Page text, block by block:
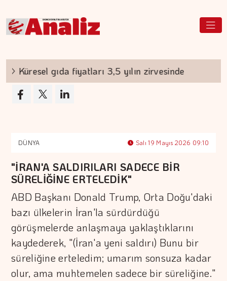
Küresel gıda fiyatları 3,5 yılın zirvesinde
DÜNYA Salı 19 Mayıs 2026 09:10
"İRAN'A SALDIRILARI SADECE BİR
SÜRELİĞİNE ERTELEDİK"
ABD Başkanı Donald Trump, Orta Doğu'daki
bazı ülkelerin İran'la sürdürdüğü
görüşmelerde anlaşmaya yaklaştıklarını
kaydederek, "(İran'a yeni saldırı) Bunu bir
süreliğine erteledim; umarım sonsuza kadar
olur, ama muhtemelen sadece bir süreliğine."